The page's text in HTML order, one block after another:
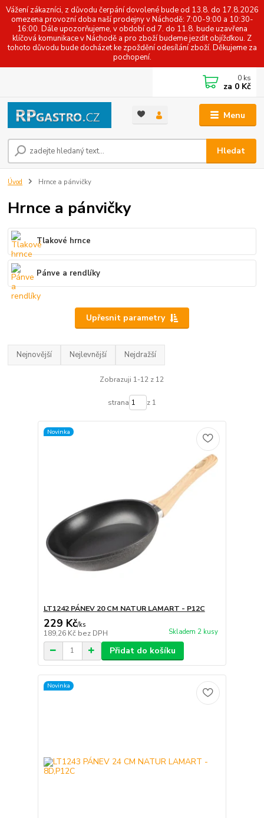
Vážení zákazníci, z důvodu čerpání dovolené bude od 13.8. do 17.8.2026
omezena provozní doba naší prodejny v Náchodě: 7:00-9:00 a 10:30-
16:00. Dále upozorňujeme, v období od 7. do 11.8. bude uzavřena
klíčová komunikace v Náchodě a pro zboží budeme jezdit objížďkou. Z
tohoto důvodu bude docházet ke zpoždění odesílání zboží. Děkujeme za
pochopení.
Menu
Hledat
0 ks
za 0 Kč
Úvod Hrnce a pánvičky
Hrnce a pánvičky
Tlakové hrnce
Pánve a rendlíky
Upřesnit parametry
Nejnovější Nejlevnější Nejdražší
Zobrazuji 1-12 z 12
strana z 1
Novinka
LT1242 PÁNEV 20 CM NATUR LAMART - P12C
229 Kč/ks
189,26 Kč bez DPH Skladem 2 kusy
Přidat do košíku
Novinka